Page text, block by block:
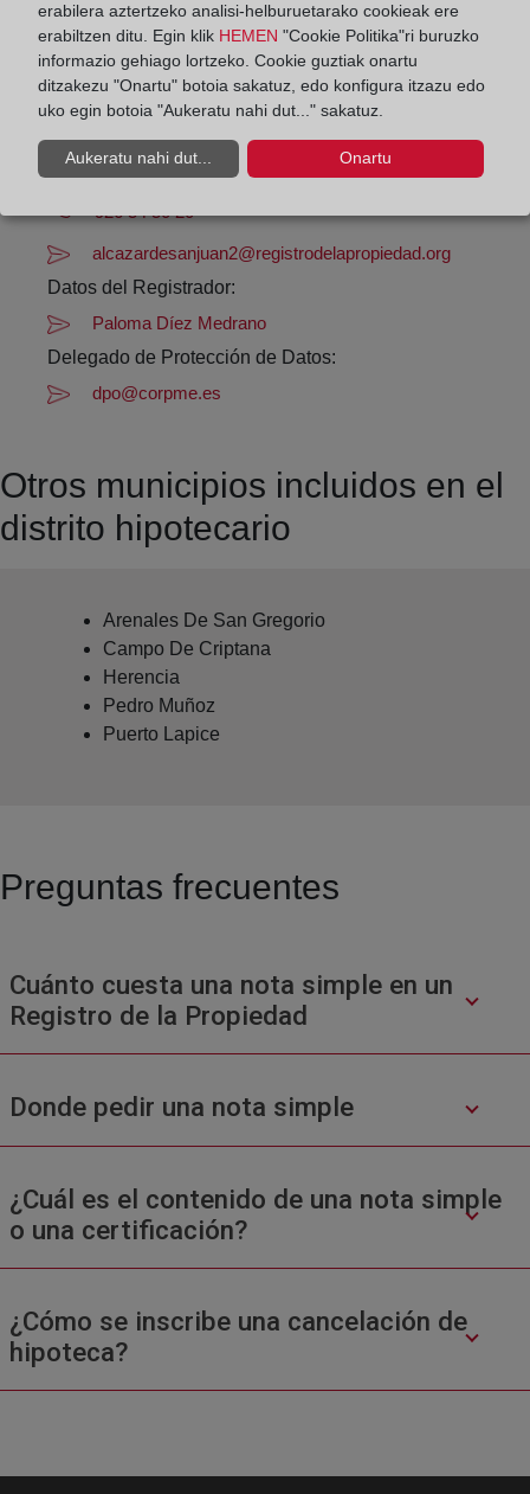
De lunes a viernes de 09:00 a 17:00 horas
Agosto: De lunes a viernes de 09:00 a 14:00 horas
Los días 24 y 31 de diciembre de 09:00 a 14:00
horas
Datos de contacto:
926 54 50 20
alcazardesanjuan2@registrodelapropiedad.org
Datos del Registrador:
Paloma Díez Medrano
Delegado de Protección de Datos:
dpo@corpme.es
Otros municipios incluidos en el
distrito hipotecario
Arenales De San Gregorio
Campo De Criptana
Herencia
Pedro Muñoz
Puerto Lapice
Preguntas frecuentes
Cuánto cuesta una nota simple en un
Registro de la Propiedad
Donde pedir una nota simple
¿Cuál es el contenido de una nota simple
o una certificación?
¿Cómo se inscribe una cancelación de
hipoteca?
erabilera aztertzeko analisi-helburuetarako cookieak ere
erabiltzen ditu. Egin klik HEMEN "Cookie Politika"ri buruzko
informazio gehiago lortzeko. Cookie guztiak onartu
ditzakezu "Onartu" botoia sakatuz, edo konfigura itzazu edo
uko egin botoia "Aukeratu nahi dut..." sakatuz.
Aukeratu nahi dut... Onartu